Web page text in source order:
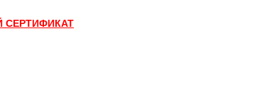
СЕРТИФИКАТ